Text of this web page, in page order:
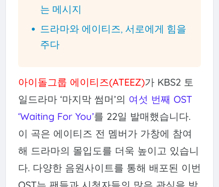
는 메시지
드라마와 에이티즈, 서로에게 힘을
주다
아이돌그룹 에이티즈(ATEEZ)가 KBS2 토
일드라마 ‘마지막 썸머’의 여섯 번째 OST
‘Waiting For You’를 22일 발매했습니다.
이 곡은 에이티즈 전 멤버가 가창에 참여
해 드라마의 몰입도를 더욱 높이고 있습니
다. 다양한 음원사이트를 통해 배포된 이번